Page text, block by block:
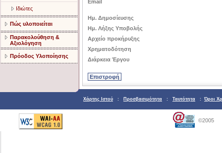
Ιδιώτες
Πώς υλοποιείται
Παρακολούθηση &
Αξιολόγηση
Πρόοδος Υλοποίησης
Email
Ημ. Δημοσίευσης
Ημ. Λήξης Υποβολής
Αρχείο προκήρυξης
Χρηματοδότηση
Διάρκεια Έργου
Χάρτης Ιστού : Προσβασιμότητα : Ταυτότητα : Όροι
©2005